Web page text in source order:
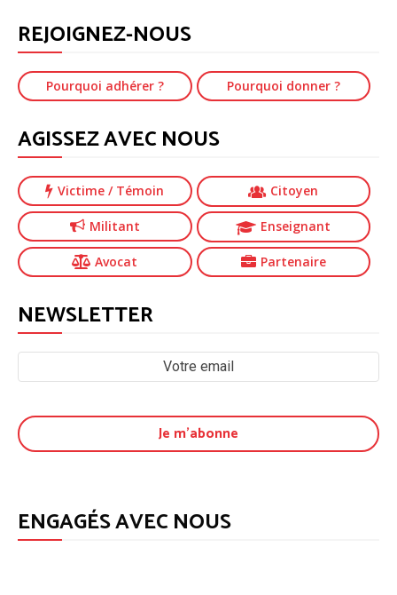
REJOIGNEZ-NOUS
Pourquoi adhérer ? Pourquoi donner ?
AGISSEZ AVEC NOUS
Victime/ Témoin Citoyen
Militant Enseignant
Avocat Partenaire
NEWSLETTER
ENGAGÉS AVEC NOUS